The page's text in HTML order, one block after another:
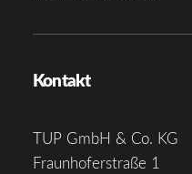
Kontakt
TUP GmbH & Co. KG
Fraunhoferstraße 1